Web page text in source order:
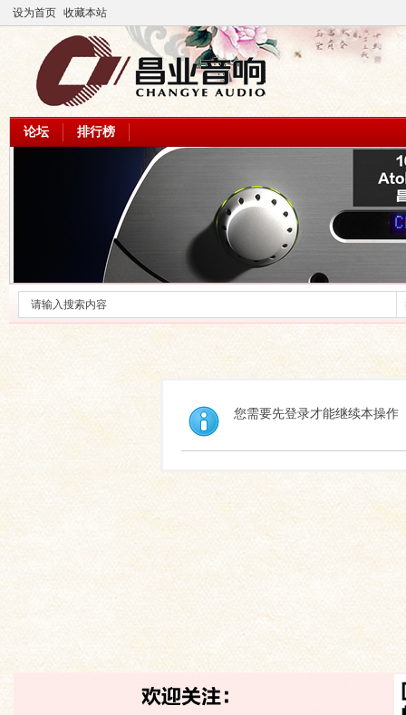
设为首页 收藏本站
论坛 排行榜
您需要先登录才能继续本操作